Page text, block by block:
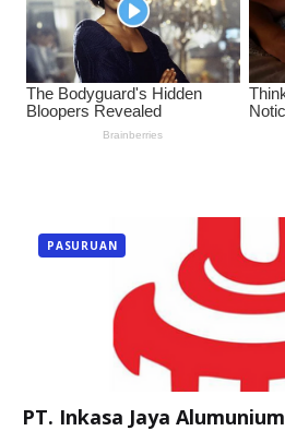
PASURUAN
PT. Inkasa Jaya Alumunium